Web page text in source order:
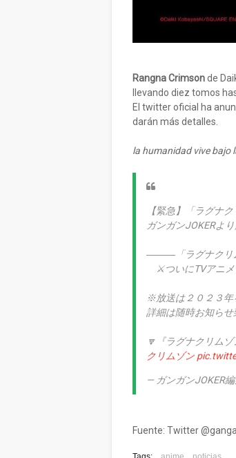
Rangna Crimsonde
llevando diez tomos
El twitter oficial ha
darán más detalles.
la humanidad vive bajo
【緊急】「ラグナ
ガンガンJOKERよ
―――「ラグナク
⚔️ついにTVアニ
※放送は２０２３年
詳細は随時お知らせ
🔽『ラグナクリム
クリムゾン
— ガンガンJOKER
Fuente: Twitter